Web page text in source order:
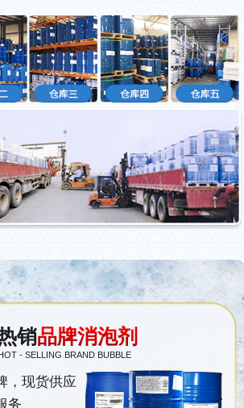
销品牌消泡剂
- SELLING BRAND BUBBLE
，现货供应
务